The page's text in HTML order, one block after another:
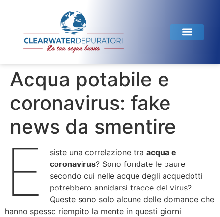
Acqua potabile e
coronavirus: fake
news da smentire
E siste una correlazione traacqua e
coronavirus? Sono fondate le paure
secondo cui nelle acque degli acquedotti
potrebbero annidarsi tracce del virus?
Queste sono solo alcune delle domande che
hanno spesso riempito la mente in questi giorni